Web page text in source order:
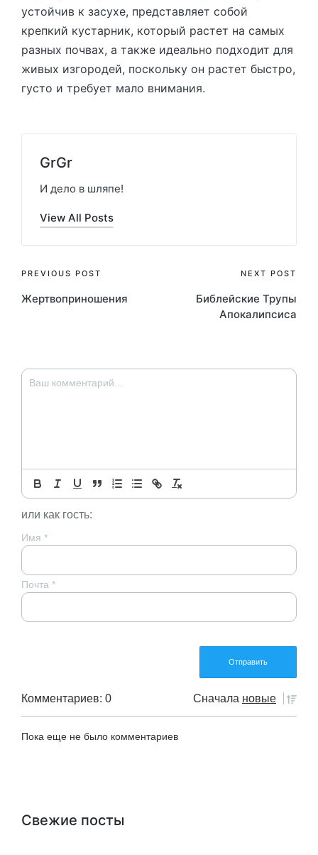
устойчив к засухе, представляет собой
крепкий кустарник, который растет на самых
разных почвах, а также идеально подходит для
живых изгородей, поскольку он растет быстро,
густо и требует мало внимания.
GrGr
И дело в шляпе!
View All Posts
Post
navigation
PREVIOUS POST
Жертвоприношения
NEXT POST
Библейские Трупы
Апокалипсиса
или как гость:
Имя *
Почта *
Комментариев: 0 Сначала новые
Пока еще не было комментариев
Свежие посты